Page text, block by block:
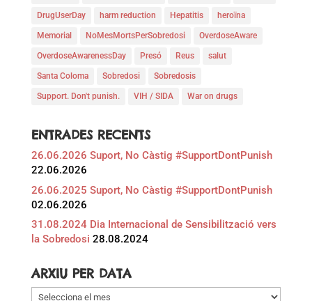
DrugUserDay harm reduction Hepatitis heroïna
Memorial NoMesMortsPerSobredosi OverdoseAware
OverdoseAwarenessDay Presó Reus salut
Santa Coloma Sobredosi Sobredosis
Support. Don't punish. VIH / SIDA War on drugs
ENTRADES RECENTS
26.06.2026 Suport, No Càstig #SupportDontPunish
22.06.2026
26.06.2025 Suport, No Càstig #SupportDontPunish
02.06.2026
31.08.2024 Dia Internacional de Sensibilització vers
la Sobredosi 28.08.2024
ARXIU PER DATA
Arxiu